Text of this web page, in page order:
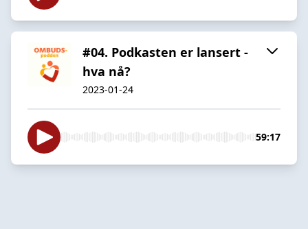
#04. Podkasten er lansert -
hva nå?
2023-01-24
59:17